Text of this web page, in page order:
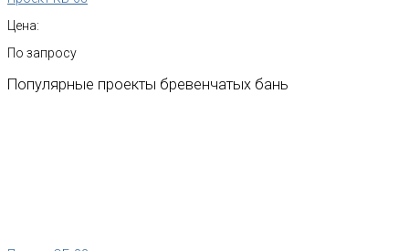
Цена:
По запросу
Популярные проекты бревенчатых бань